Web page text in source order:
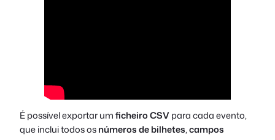
É possível exportar umficheiro CSVpara cada evento,
que inclui todos osnúmeros de bilhetes,campos